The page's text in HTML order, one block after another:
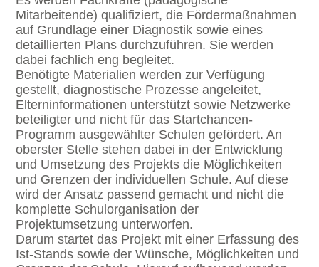
Mitarbeitende) qualifiziert, die Fördermaßnahmen
auf Grundlage einer Diagnostik sowie eines
detaillierten Plans durchzuführen. Sie werden
dabei fachlich eng begleitet.
Benötigte Materialien werden zur Verfügung
gestellt, diagnostische Prozesse angeleitet,
Elterninformationen unterstützt sowie Netzwerke
beteiligter und nicht für das Startchancen-
Programm ausgewählter Schulen gefördert. An
oberster Stelle stehen dabei in der Entwicklung
und Umsetzung des Projekts die Möglichkeiten
und Grenzen der individuellen Schule. Auf diese
wird der Ansatz passend gemacht und nicht die
komplette Schulorganisation der
Projektumsetzung unterworfen.
Darum startet das Projekt mit einer Erfassung des
Ist-Stands sowie der Wünsche, Möglichkeiten und